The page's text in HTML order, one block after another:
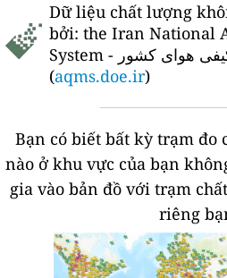
Dữ liệu chất lượng
bởi: the Iran National
System - سامانه پایش کیفی هوای کشور
(aqms.doe.ir)
Bạn có biết bất kỳ trạm
nào ở khu vực của bạn
gia vào bản đồ với trạm
riêng